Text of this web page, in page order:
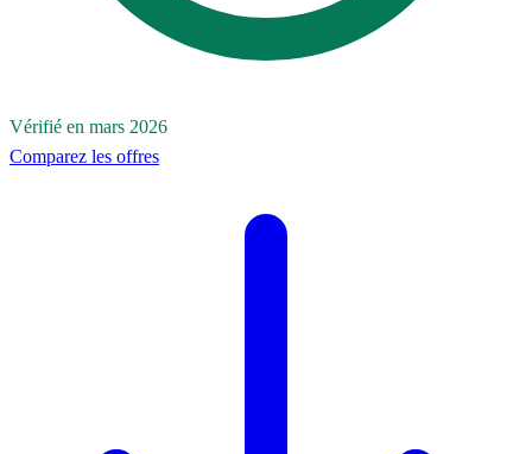
Vérifié en mars 2026
Comparez les offres